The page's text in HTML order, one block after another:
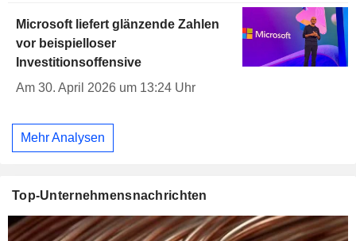
Microsoft liefert glänzende Zahlen
vor beispielloser
Investitionsoffensive
Am 30. April 2026 um 13:24 Uhr
Mehr Analysen
Top-Unternehmensnachrichten